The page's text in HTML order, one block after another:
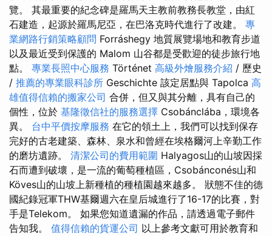
覽。 其最重要的紀念碑是羅馬天主教前教務長教堂，由紅
石建造，起源於羅馬尼亞，在巴洛克時代進行了改建。 專
業網路行銷策略顧問 Forráshegy 地質展覽場地和教育步道
以及最近受到保護的 Malom 山谷都是受歡迎的徒步旅行地
點。 專業長照中心服務 Történet 高級外燴服務介紹 / 歷史
/ 推薦的專業眼科診所 Geschichte 該定居點與 Tapolca 高
雄值得信賴的搬家公司 合併，但又與其分離，具有自己的
個性，位於 基隆徵信社的服務選擇 Csobánclába，環境各
異。 台中平價按摩服務 在它的領土上，我們可以找到保存
完好的古老建築、森林、泉水和曾經在埃格爾河上辛勤工作
的磨坊遺跡。 清潔公司的費用範圍 Halyagos山的山坡因採
石而遭到破壞，是一流的葡萄種植區，Csobánconés山和
Köves山的山坡上新種植的種植園越來越多。 狀態不佳的德
國紀錄冠軍THW基爾週六在皇后城進行了16-17的比賽，對
手是Telekom。 如果您知道遺漏的作品，請透過電子郵件
告知我。 值得信賴的貨運公司 以上參考文獻可用於教育和